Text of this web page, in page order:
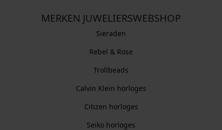
MERKEN JUWELIERSWEBSHOP
Sieraden
Rebel & Rose
Trollbeads
Calvin Klein horloges
Citizen horloges
Seiko horloges